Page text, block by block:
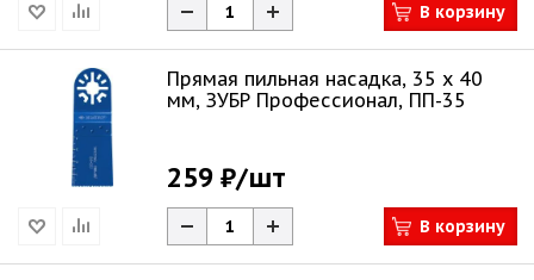
В корзину
Прямая пильная насадка, 35 x 40
мм, ЗУБР Профессионал, ПП-35
259 ₽/шт
В корзину